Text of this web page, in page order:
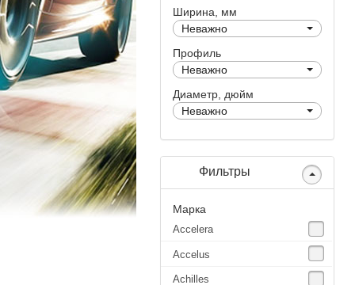
Ширина, мм
Неважно
Профиль
Неважно
Диаметр, дюйм
Неважно
Фильтры
Марка
Accelera
Accelus
Achilles